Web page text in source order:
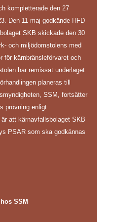
kompletterade den 27
Den 11 maj godkände HFD
SKB skickade den 30
och miljödomstolens med
för kärnbränsleförvaret och
har remissat underlaget
planeras till
SSM, fortsätter
prövning enligt
att kärnavfallsbolaget SKB
PSAR som ska godkännas
SSM